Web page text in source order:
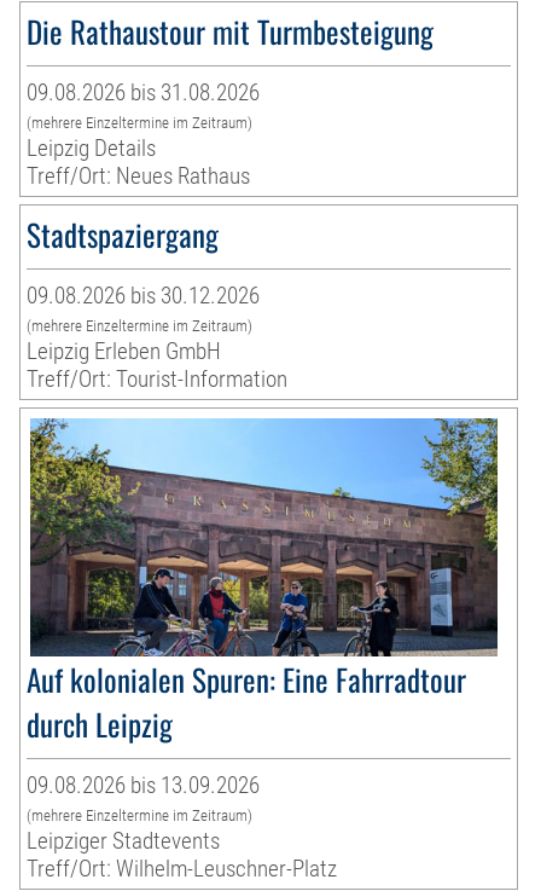
Die Rathaustour mit Turmbesteigung
09.08.2026 bis 31.08.2026
(mehrere Einzeltermine im Zeitraum)
Leipzig Details
Treff/Ort: Neues Rathaus
Stadtspaziergang
09.08.2026 bis 30.12.2026
(mehrere Einzeltermine im Zeitraum)
Leipzig Erleben GmbH
Treff/Ort: Tourist-Information
Auf kolonialen Spuren: Eine Fahrradtour
durch Leipzig
09.08.2026 bis 13.09.2026
(mehrere Einzeltermine im Zeitraum)
Leipziger Stadtevents
Treff/Ort: Wilhelm-Leuschner-Platz